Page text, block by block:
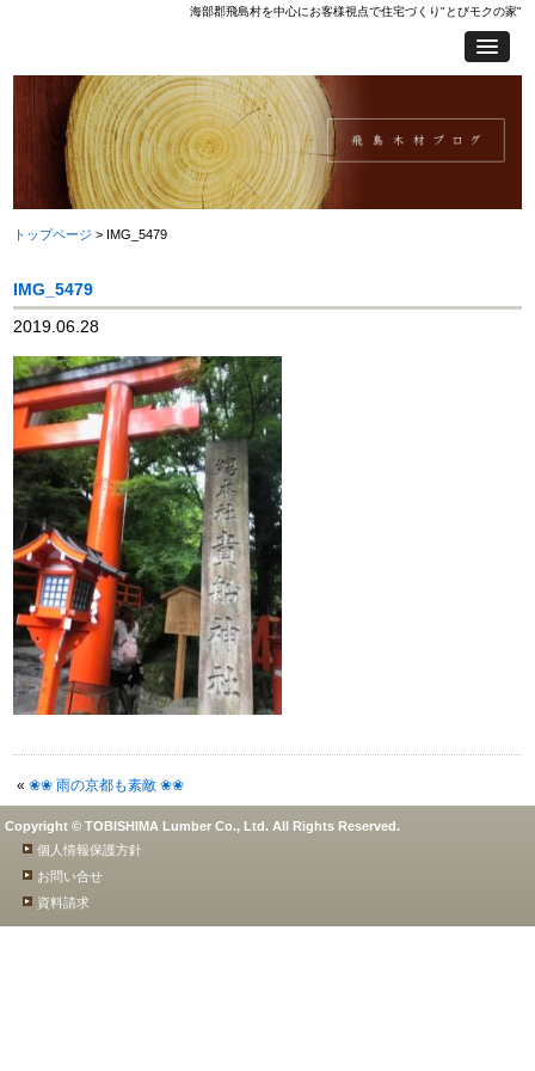
海部郡飛島村を中心にお客様視点で住宅づくり"とびモクの家"
トップページ > IMG_5479
IMG_5479
2019.06.28
«❀❀ 雨の京都も素敵 ❀❀
Copyright © TOBISHIMA Lumber Co., Ltd. All Rights Reserved.
個人情報保護方針
お問い合せ
資料請求